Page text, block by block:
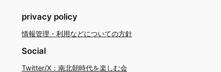
privacy policy
情報管理・利用などについての方針
Social
Twitter/X：南北朝時代を楽しむ会